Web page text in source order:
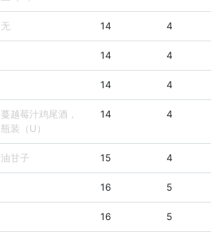
无 14 4
14 4
14 4
蔓越莓汁鸡尾酒，
瓶装（U）
14 4
油甘子 15 4
16 5
16 5